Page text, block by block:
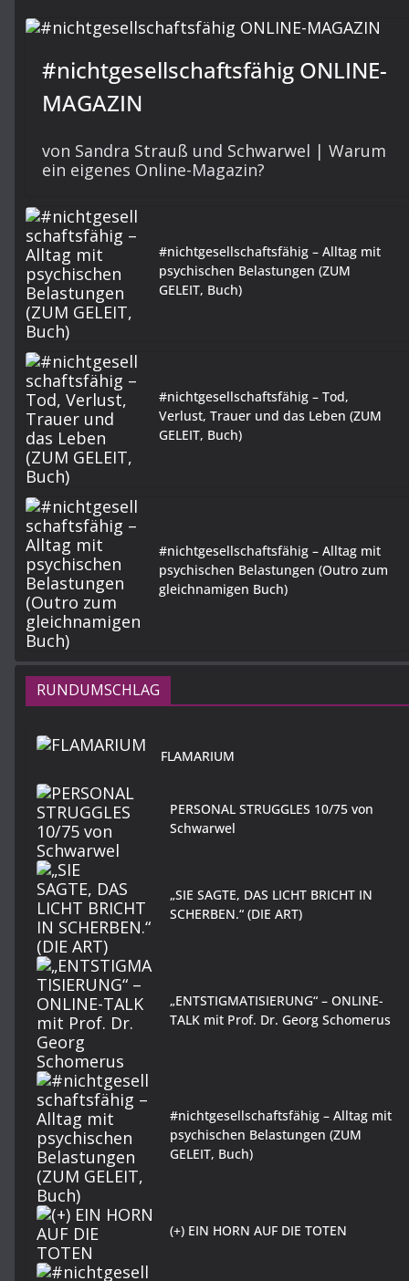
#nichtgesellschaftsfähig ONLINE-
MAGAZIN
von Sandra Strauß und Schwarwel | Warum
ein eigenes Online-Magazin?
#nichtgesellschaftsfähig – Alltag mit
psychischen Belastungen (ZUM
GELEIT, Buch)
#nichtgesellschaftsfähig – Tod,
Verlust, Trauer und das Leben (ZUM
GELEIT, Buch)
#nichtgesellschaftsfähig – Alltag mit
psychischen Belastungen (Outro zum
gleichnamigen Buch)
RUNDUMSCHLAG
FLAMARIUM
PERSONAL STRUGGLES 10/75 von
Schwarwel
„SIE SAGTE, DAS LICHT BRICHT IN
SCHERBEN.“ (DIE ART)
„ENTSTIGMATISIERUNG“ – ONLINE-
TALK mit Prof. Dr. Georg Schomerus
#nichtgesellschaftsfähig – Alltag mit
psychischen Belastungen (ZUM
GELEIT, Buch)
(+) EIN HORN AUF DIE TOTEN